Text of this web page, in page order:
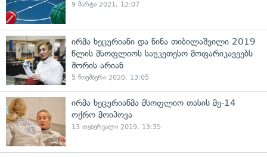
9 მარტი 2021, 12:07
ირმა ხეცურიანი და ნინა თიბილაშვილი 2019
წლის მსოფლიოს საუკეთესო მოფარიკავეებს
შორის არიან
5 ნოემბერი 2020, 13:05
ირმა ხეცურიანმა მსოფლიო თასის მე-14
ოქრო მოიპოვა
13 თებერვალი 2019, 13:35